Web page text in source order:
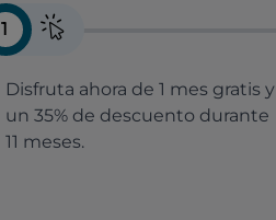
1
Disfruta ahora de 1 mes gratis y
un 35% de descuento durante
11 meses.